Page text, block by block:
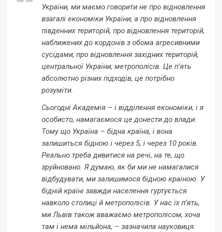
України, ми маємо говорити не про відновлення
взагалі економіки України, а про відновлення
південних територій, про відновлення територій,
наближених до кордонів з обома агресивними
сусідами, про відновлення західних територій,
центральної України, метрополісів. Це п’ять
абсолютно різних підходів, це потрібно
розуміти.
Сьогодні Академія – і відділення економіки, і я
особисто, намагаємося це донести до влади.
Тому що Україна – бідна країна, і вона
залишиться бідною і через 5, і через 10 років.
Реально треба дивитися на речі, на те, що
зруйновано. Я думаю, як би ми не намагалися
відбудувати, ми залишимося бідною країною. У
бідній країні завжди населення гуртується
навколо столиці й метрополісів. У нас їх п’ять,
ми Львів також вважаємо метрополісом, хоча
там і нема мільйона, – зазначила науковиця.